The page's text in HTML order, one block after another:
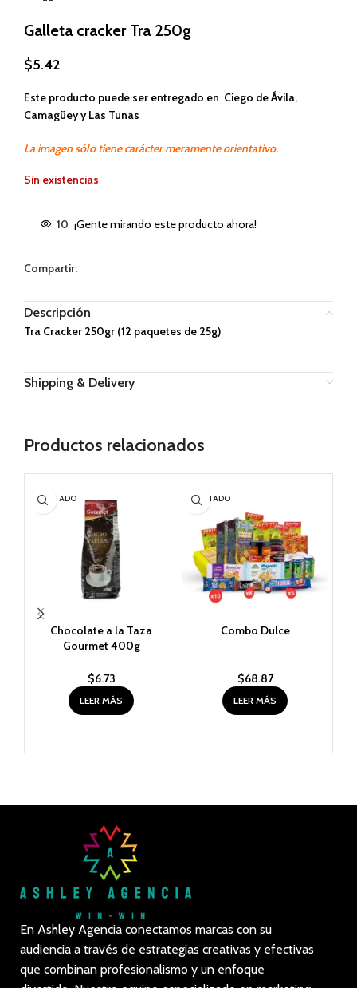
Galleta cracker Tra 250g
$5.42
Este producto puede ser entregado en Ciego de Ávila,
Camagüey y Las Tunas
La imagen sólo tiene carácter meramente orientativo.
Sin existencias
10 ¡Gente mirando este producto ahora!
Compartir:
Descripción
Tra Cracker 250gr (12 paquetes de 25g)
Shipping & Delivery
Productos relacionados
AGOTADO
Chocolate a la Taza
Gourmet 400g
$6.73
LEER MÁS
AGOTADO
Combo Dulce
$68.87
LEER MÁS
En Ashley Agencia conectamos marcas con su
audiencia a través de estrategias creativas y efectivas
que combinan profesionalismo y un enfoque